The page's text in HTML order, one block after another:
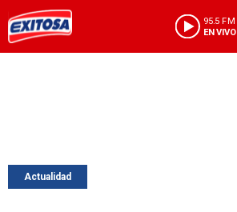
95.5 FM
EN VIVO
Actualidad